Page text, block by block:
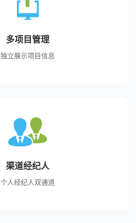
多项目管理
独立展示项目信息
渠道经纪人
个人经纪人双通道